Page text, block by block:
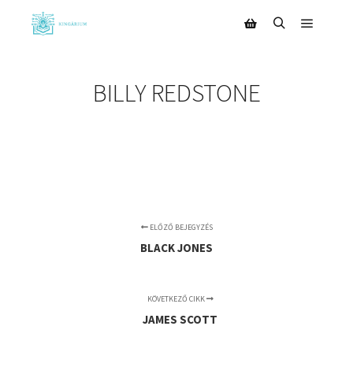
BILLY REDSTONE
ELŐZŐ BEJEGYZÉS
BLACK JONES
KÖVETKEZŐ CIKK
JAMES SCOTT